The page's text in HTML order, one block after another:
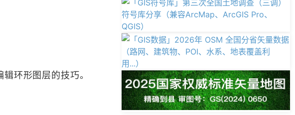
环形图层的技巧。